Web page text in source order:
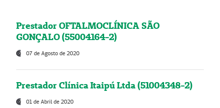
Prestador OFTALMOCLÍNICA SÃO
GONÇALO (55004164-2)
07 de Agosto de 2020
Prestador Clínica Itaipú Ltda (51004348-2)
01 de Abril de 2020